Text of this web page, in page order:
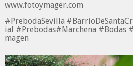
www.fotoymagen.com
#PrebodaSevilla #
ial #Prebodas#Marchena #Bodas #
magen